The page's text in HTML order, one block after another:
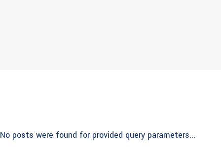
No posts were found for provided query parameters...